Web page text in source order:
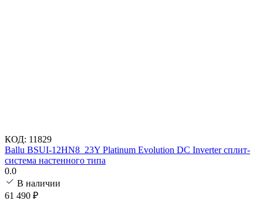
КОД: 11829
Ballu BSUI-12HN8_23Y Platinum Evolution DC Inverter сплит-
система настенного типа
0.0
В наличии
61 490 ₽